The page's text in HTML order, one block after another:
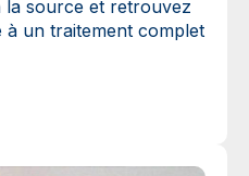
la source et retrouvez
à un traitement complet